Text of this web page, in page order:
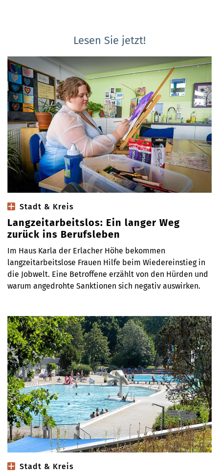
Lesen Sie jetzt!
Stadt & Kreis
Langzeitarbeitslos: Ein langer Weg
zurück ins Berufsleben
Im Haus Karla der Erlacher Höhe bekommen
langzeitarbeitslose Frauen Hilfe beim Wiedereinstieg in
die Jobwelt. Eine Betroffene erzählt von den Hürden und
warum angedrohte Sanktionen sich negativ auswirken.
Stadt & Kreis